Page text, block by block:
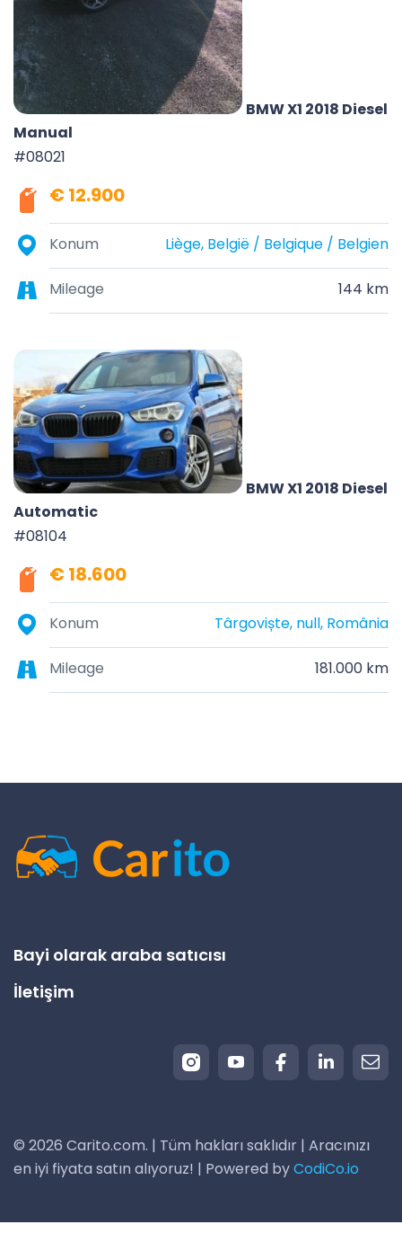
BMW X1 2018 Diesel
Manual
#08021
€ 12.900
Konum Liège, België / Belgique / Belgien
Mileage 144 km
BMW X1 2018 Diesel
Automatic
#08104
€ 18.600
Konum Târgoviște, null, România
Mileage 181.000 km
Bayi olarak araba satıcısı
İletişim
© 2026 Carito.com. | Tüm hakları saklıdır | Aracınızı
en iyi fiyata satın alıyoruz! | Powered byCodiCo.io